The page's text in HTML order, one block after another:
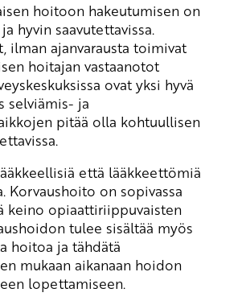
hoitoon hakeutumisen on
hyvin saavutettavissa.
ilman ajanvarausta toimivat
hoitajan vastaanotot
ovat yksi hyvä
selviämis- ja
pitää olla kohtuullisen
että lääkkeettömiä
Korvaushoito on sopivassa
keino opiaattiriippuvaisten
tulee sisältää myös
hoitoa ja tähdätä
mukaan aikanaan hoidon
lopettamiseen.